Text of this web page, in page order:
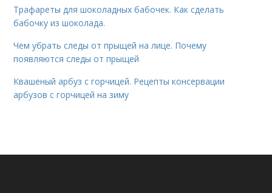
Трафареты для шоколадных бабочек. Как сделать
бабочку из шоколада.
Чем убрать следы от прыщей на лице. Почему
появляются следы от прыщей
Квашеный арбуз с горчицей. Рецепты консервации
арбузов с горчицей на зиму